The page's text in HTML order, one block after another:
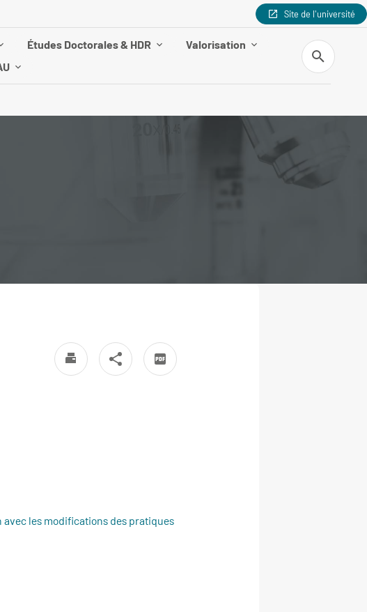
Site de l'université
Études Doctorales & HDR
Valorisation
Recherche
les modifications des pratiques